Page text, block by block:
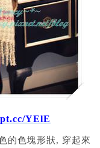
YElE
的色塊形狀, 穿起來